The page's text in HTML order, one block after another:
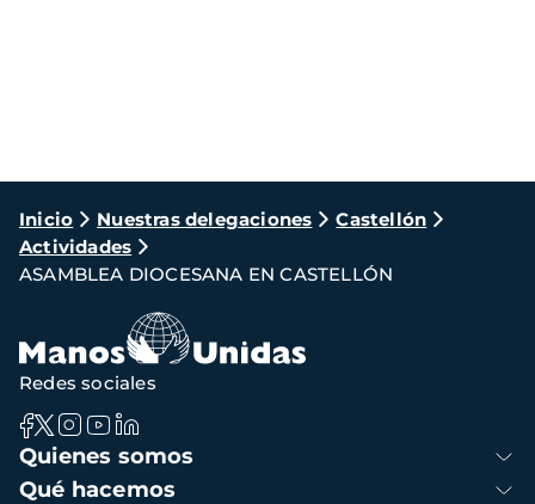
Ruta
de
navegación
Inicio Nuestras delegaciones
Castellón
Actividades
ASAMBLEA DIOCESANA EN CASTELLÓN
Navegación
principal
Quienes somos
Qué hacemos
Redes sociales